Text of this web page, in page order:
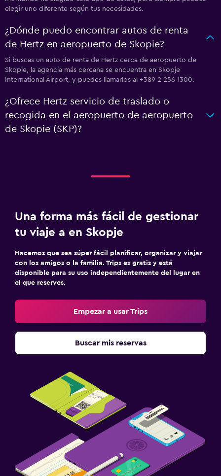
elegir uno diferente según tus necesidades.
¿Dónde puedo encontrar autos de renta
de Hertz en aeropuerto de Skopie?
Si buscas un auto de renta de Hertz cerca de aeropuerto de
Skopie, la agencia más cercana se encuentra en Skopje
International Airport, y puedes llamarlos al +389 2 256 1300.
¿Ofrece Hertz servicio de traslado o
recogida en el aeropuerto de aeropuerto
de Skopie (SKP)?
Una forma más fácil de gestionar
tu viaje a en Skopje
Hacemos que sea súper fácil planificar, organizar y viajar
con los amigos o la familia. Trips es gratis y está
disponible para su uso independientemente del lugar en
el que reserves.
Empezar a usar Trips
Buscar mis reservas